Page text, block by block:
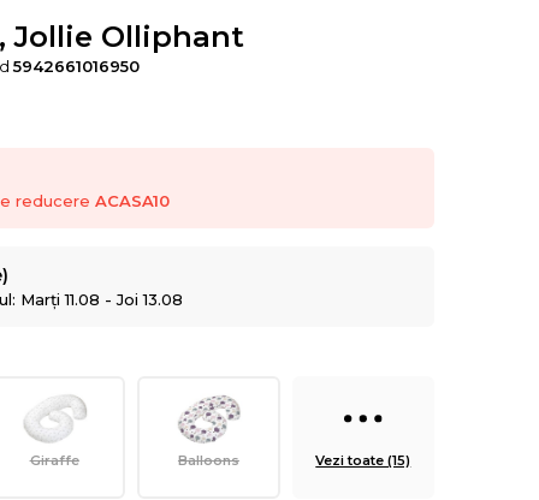
Jollie Olliphant
5942661016950
reducereACASA10
Marți 11.08 - Joi 13.08
Giraffe Balloons Vezi toate (15)